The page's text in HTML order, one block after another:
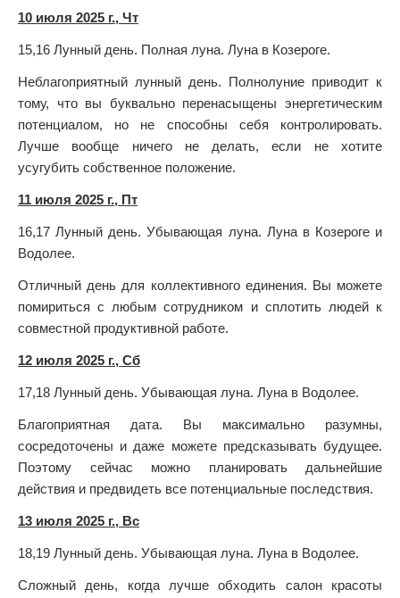
10 июля 2025 г., Чт
15,16 Лунный день. Полная луна. Луна в Козероге.
Неблагоприятный лунный день. Полнолуние приводит к
тому, что вы буквально перенасыщены энергетическим
потенциалом, но не способны себя контролировать.
Лучше вообще ничего не делать, если не хотите
усугубить собственное положение.
11 июля 2025 г., Пт
16,17 Лунный день. Убывающая луна. Луна в Козероге и
Водолее.
Отличный день для коллективного единения. Вы можете
помириться с любым сотрудником и сплотить людей к
совместной продуктивной работе.
12 июля 2025 г., Сб
17,18 Лунный день. Убывающая луна. Луна в Водолее.
Благоприятная дата. Вы максимально разумны,
сосредоточены и даже можете предсказывать будущее.
Поэтому сейчас можно планировать дальнейшие
действия и предвидеть все потенциальные последствия.
13 июля 2025 г., Вс
18,19 Лунный день. Убывающая луна. Луна в Водолее.
Сложный день, когда лучше обходить салон красоты